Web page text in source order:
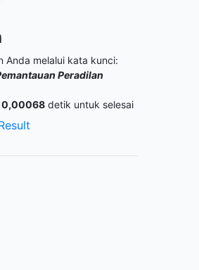
Anda melalui kata kunci:
Peradilan
0,00068 detik untuk selesai